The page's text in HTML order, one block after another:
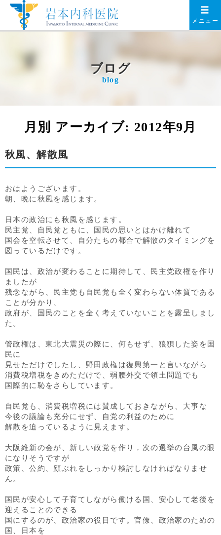
メニュー
ブログ
blog
月別 アーカイブ: 2012年9月
秋風、解散風
おはようございます。
朝、晩に秋風を感じます。
日本の政治にも秋風を感じます。
民主党、自民党ともに、国民の思いとはかけ離れて
国会を空転させて、自分たちの都合で解散のタイミングを
図っているだけです。
国民は、政治が変わることに期待して、民主党政権を作り
ましたが
残念ながら、民主党も自民党も全く変わらない体質である
ことが分かり、
政府が、国民のことを全く考えていないことを露呈しまし
た。
管政権は、東北大震災の際に、何もせず、狼狽した姿を国
民に
見せただけでしたし、野田政権は復興第一と言いながら
消費税増税をきめただけで、弱腰外交で領土問題でも
国際的に恥をさらしています。
自民党も、消費税増税には賛成しておきながら、大事な
今後の議論も充分にせず、自党の利益のために
解散を迫っているように見えます。
大阪維新の会が、新しい政党を作り，次の選挙の台風の眼
になりそうですが
政策、公約、顔ぶれをしっかり検討しなければなりませ
ん。
国民が安心して子育てしながら働ける国、安心して老後を
迎えることのできる
国にするのが、政治家の役目です。官僚、政治家のための
国、日本を